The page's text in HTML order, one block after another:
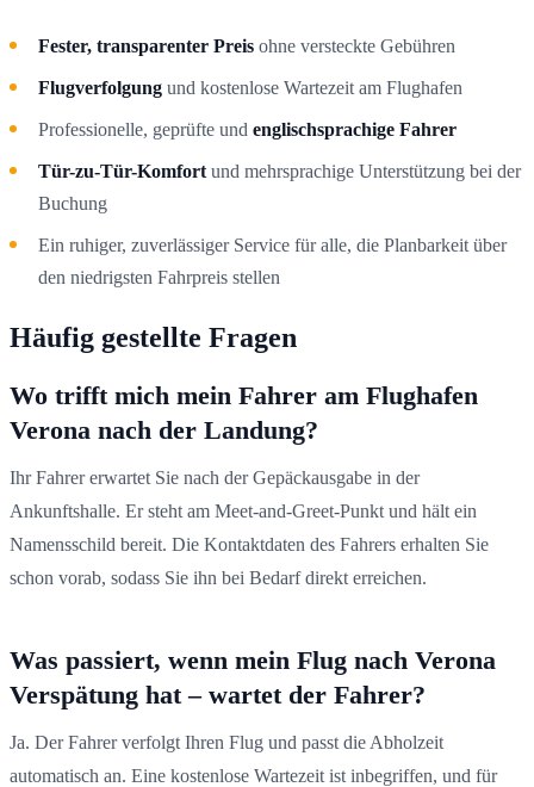
Fester, transparenter Preis ohne versteckte Gebühren
Flugverfolgung und kostenlose Wartezeit am Flughafen
Professionelle, geprüfte und englischsprachige Fahrer
Tür-zu-Tür-Komfort und mehrsprachige Unterstützung bei der
Buchung
Ein ruhiger, zuverlässiger Service für alle, die Planbarkeit über
den niedrigsten Fahrpreis stellen
Häufig gestellte Fragen
Wo trifft mich mein Fahrer am Flughafen
Verona nach der Landung?
Ihr Fahrer erwartet Sie nach der Gepäckausgabe in der
Ankunftshalle. Er steht am Meet-and-Greet-Punkt und hält ein
Namensschild bereit. Die Kontaktdaten des Fahrers erhalten Sie
schon vorab, sodass Sie ihn bei Bedarf direkt erreichen.
Was passiert, wenn mein Flug nach Verona
Verspätung hat – wartet der Fahrer?
Ja. Der Fahrer verfolgt Ihren Flug und passt die Abholzeit
automatisch an. Eine kostenlose Wartezeit ist inbegriffen, und für